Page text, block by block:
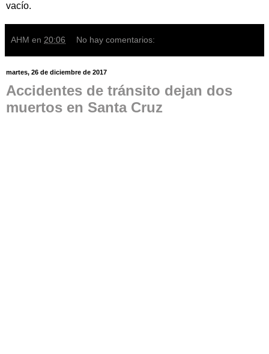
vacío.
AHM en 20:06 No hay comentarios:
martes, 26 de diciembre de 2017
Accidentes de tránsito dejan dos
muertos en Santa Cruz